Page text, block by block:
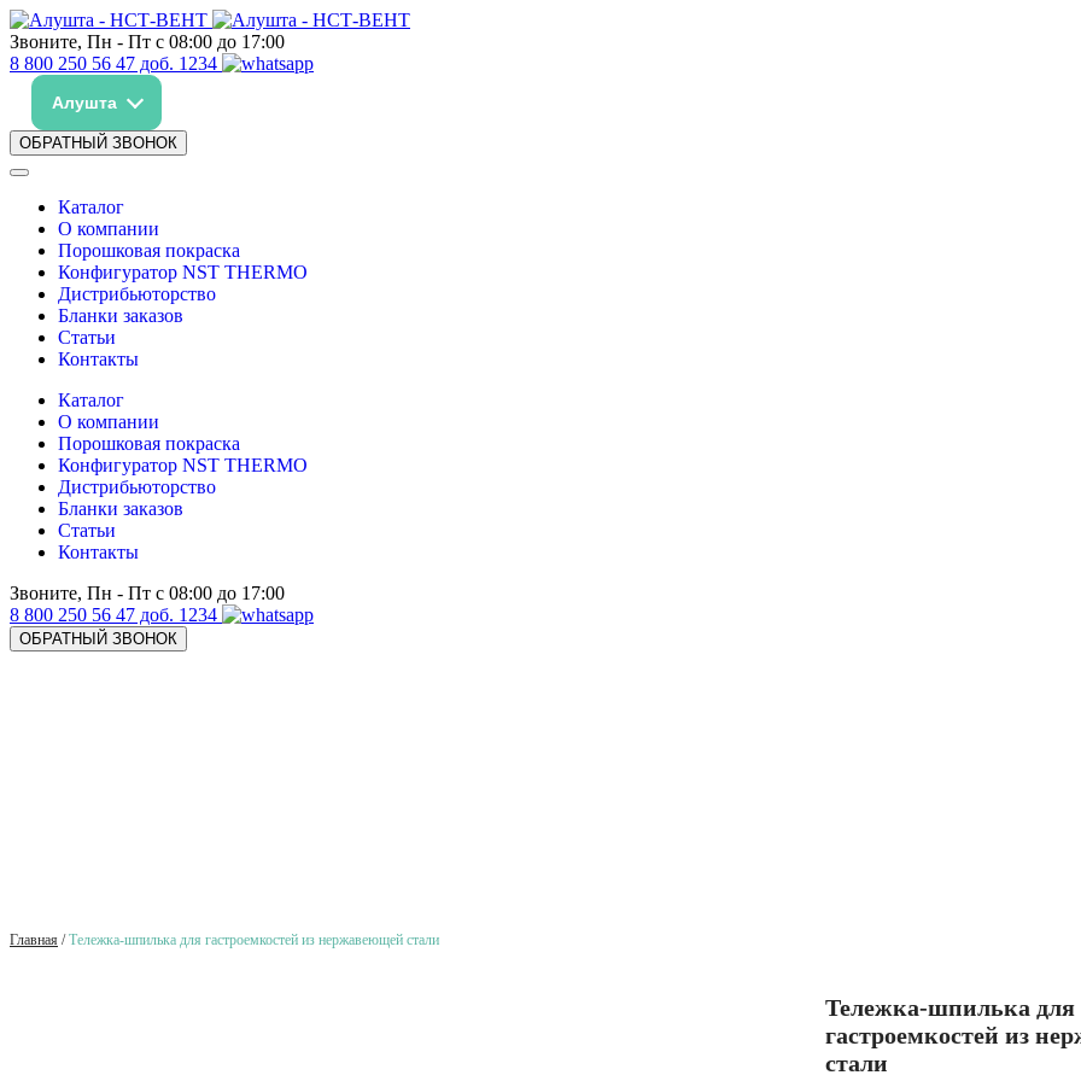
Звоните, Пн - Пт с 08:00 до 17:00
8 800 250 56 47 доб. 1234
Алушта
ОБРАТНЫЙ ЗВОНОК
Каталог
О компании
Порошковая покраска
Конфигуратор NST THERMO
Дистрибьюторство
Бланки заказов
Статьи
Контакты
Каталог
О компании
Порошковая покраска
Конфигуратор NST THERMO
Дистрибьюторство
Бланки заказов
Статьи
Контакты
Звоните, Пн - Пт с 08:00 до 17:00
8 800 250 56 47 доб. 1234
ОБРАТНЫЙ ЗВОНОК
Главная /Тележка-шпилька для гастроемкостей из нержавеющей стали
Тележка-шпилька для
гастроемкостей из
стали